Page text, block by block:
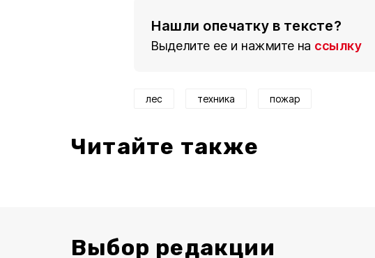
Нашли опечатку в тексте?
Выделите ее и нажмите на ссылку
лес техника пожар
Читайте также
Выбор редакции